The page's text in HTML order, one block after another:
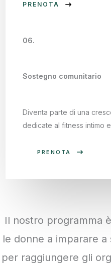
PRENOTA
06.
Sostegno comunitario
Diventa parte di una
dedicate al fitness intimo
PRENOTA
Il nostro programma
le donne a imparare
per raggiungere gli